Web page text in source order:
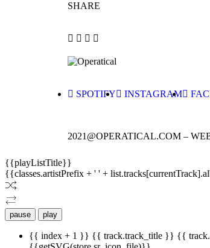
SHARE
SPOTIFY INSTAGRAM
2021@OPERATICAL.COM –
{{playListTitle}}
{{classes.artistPrefix + ' ' +
pause play
{{ index + 1 }} {{ track.track_title }} {{